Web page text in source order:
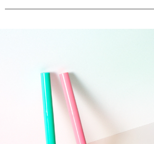
〈102 メタリックピンク〉
〈104 メタリックオレンジ〉
ジューシー感溢れるオレンジ
【商品特徴】
①メタリックカラーで目元煌めく
メタリックパール配合で視線を集める鮮やかな目元に。